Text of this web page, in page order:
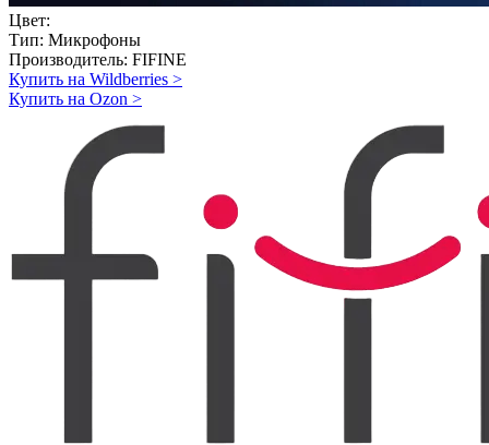
Цвет:
Тип: Микрофоны
Производитель: FIFINE
Купить на Wildberries >
Купить на Ozon >